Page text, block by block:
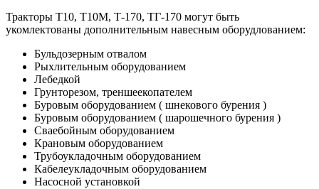
Тракторы Т10, Т10М, Т-170, ТГ-170 могут быть
укомлектованы дополнительным навесным оборудлованием:
Бульдозерным отвалом
Рыхлительным оборудованием
Лебедкой
Грунторезом, треншеекопателем
Буровым оборудованием ( шнекового бурения )
Буровым оборудованием ( шарошечного бурения )
Сваебойным оборудованием
Крановым оборудованием
Трубоукладочным оборудованием
Кабелеукладочным оборудованием
Насосной установкой